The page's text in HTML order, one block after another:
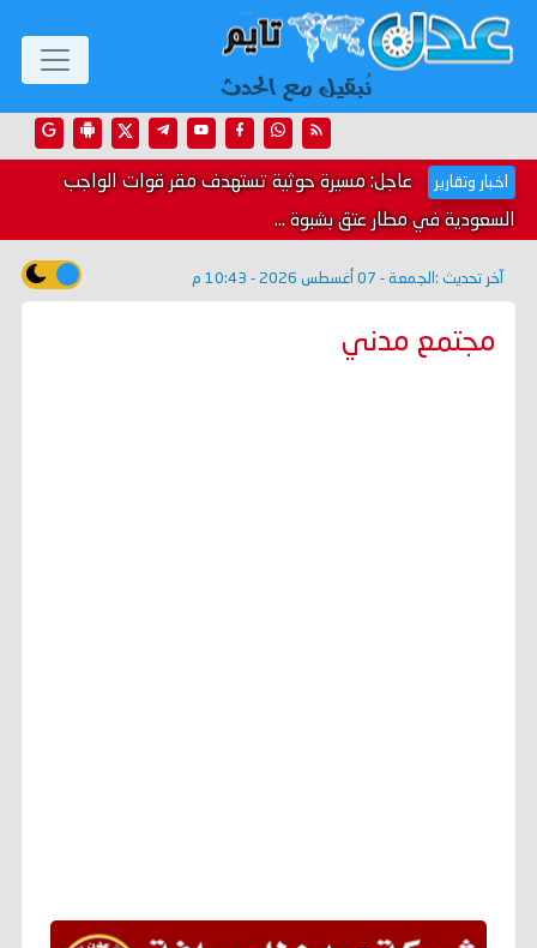
اخبار وتقارير عاجل: مسيرة حوثية تستهدف مقر قوات الواجب
السعودية في مطار عتق بشبوة ...
آخر تحديث : الجمعة - 07 أغسطس 2026 - 10:43 م
مجتمع مدني